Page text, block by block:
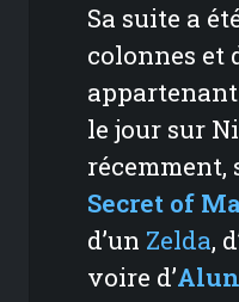
Sa suite a
colonnes et
le jour sur
récemment,
Secret of
d’un Zelda,
voire d’